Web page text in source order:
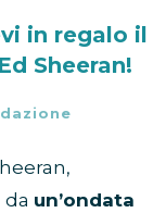
in regalo il
Sheeran!
da un’ondata